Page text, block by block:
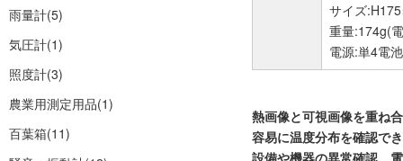
雨量計(5)
気圧計(1)
照度計(3)
農業用測定用品(1)
百葉箱(11)
サイズ
重量:174g(
電源:単4電
熱画像と可視画像を重ね
容易に温度分布を確認で
設備や機器の異常確認、